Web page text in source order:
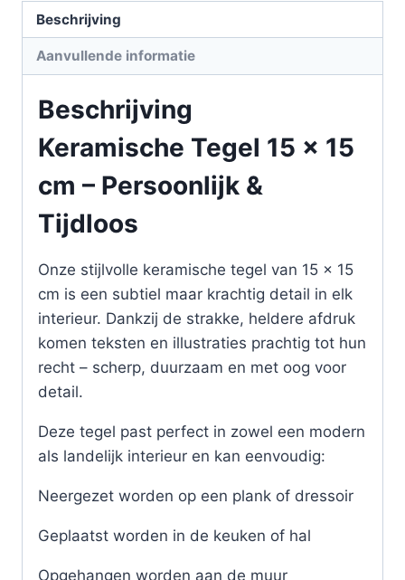
Beschrijving
Aanvullende informatie
Beschrijving
Keramische Tegel 15 x 15
cm – Persoonlijk &
Tijdloos
Onze stijlvolle keramische tegel van 15 x 15
cm is een subtiel maar krachtig detail in elk
interieur. Dankzij de strakke, heldere afdruk
komen teksten en illustraties prachtig tot hun
recht – scherp, duurzaam en met oog voor
detail.
Deze tegel past perfect in zowel een modern
als landelijk interieur en kan eenvoudig:
Neergezet worden op een plank of dressoir
Geplaatst worden in de keuken of hal
Opgehangen worden aan de muur